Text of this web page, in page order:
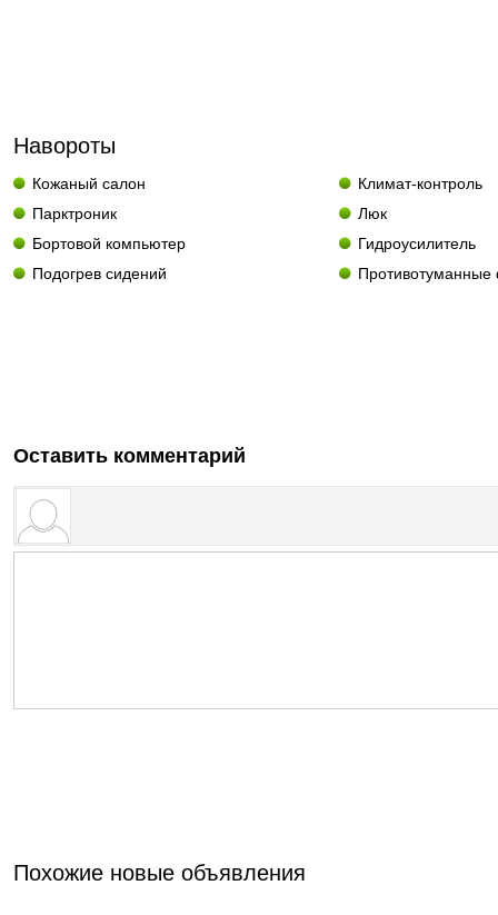
Навороты
Кожаный салон
Климат-контроль
Парктроник
Люк
Бортовой компьютер
Гидроусилитель
Подогрев сидений
Оставить комментарий
Похожие новые объявления